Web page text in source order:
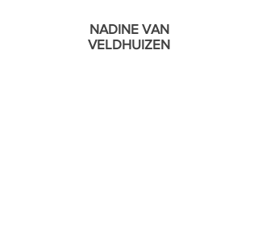
NADINE VAN
VELDHUIZEN